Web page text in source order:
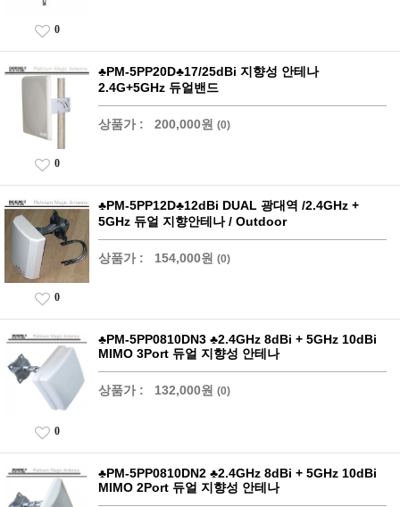
0
♣PM-5PP20D♣17/25dBi 지향성 안테나
2.4G+5GHz 듀얼밴드
상품가 : 200,000원 (0)
0
♣PM-5PP12D♣12dBi DUAL 광대역 /2.4GHz +
5GHz 듀얼 지향안테나 / Outdoor
상품가 : 154,000원 (0)
0
♣PM-5PP0810DN3 ♣2.4GHz 8dBi + 5GHz 10dBi
MIMO 3Port 듀얼 지향성 안테나
상품가 : 132,000원 (0)
0
♣PM-5PP0810DN2 ♣2.4GHz 8dBi + 5GHz 10dBi
MIMO 2Port 듀얼 지향성 안테나